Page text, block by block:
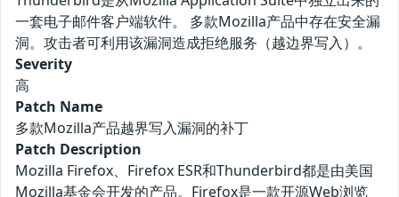
一套电子邮件客户端软件。 多款Mozilla产品中存在安全漏
洞。攻击者可利用该漏洞造成拒绝服务（越边界写入）。
Severity
高
Patch Name
多款Mozilla产品越界写入漏洞的补丁
Patch Description
Mozilla Firefox、Firefox ESR和Thunderbird都是由美国
Mozilla基金会开发的产品。Firefox是一款开源Web浏览